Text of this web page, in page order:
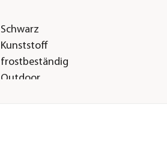
Schwarz
Kunststoff
frostbeständig
Outdoor